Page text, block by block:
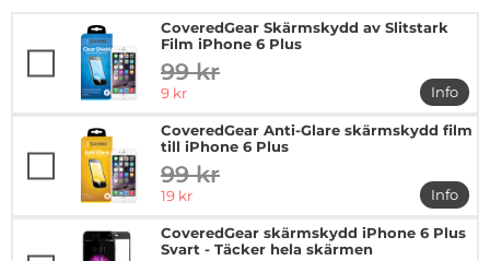
CoveredGear Skärmskydd av Slitstark
Film iPhone 6 Plus
tidigare pris
99 kr
rea pris
9 kr
Info
mer
CoveredGear Anti-Glare skärmskydd film
till iPhone 6 Plus
tidigare pris
99 kr
rea pris
19 kr
Info
mer
CoveredGear skärmskydd iPhone 6 Plus
Svart - Täcker hela skärmen